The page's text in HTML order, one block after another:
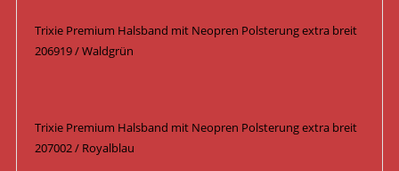
Trixie Premium Halsband mit Neopren Polsterung extra breit
206919 / Waldgrün
Trixie Premium Halsband mit Neopren Polsterung extra breit
207002 / Royalblau